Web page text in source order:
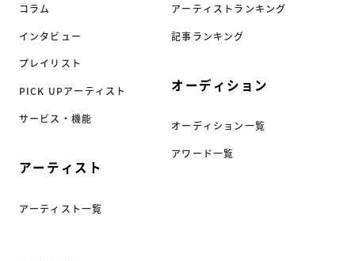
コラム
インタビュー
プレイリスト
PICK UPアーティスト
サービス・機能
アーティスト
アーティスト一覧
アーティストランキング
記事ランキング
オーディション
オーディション一覧
アワード一覧